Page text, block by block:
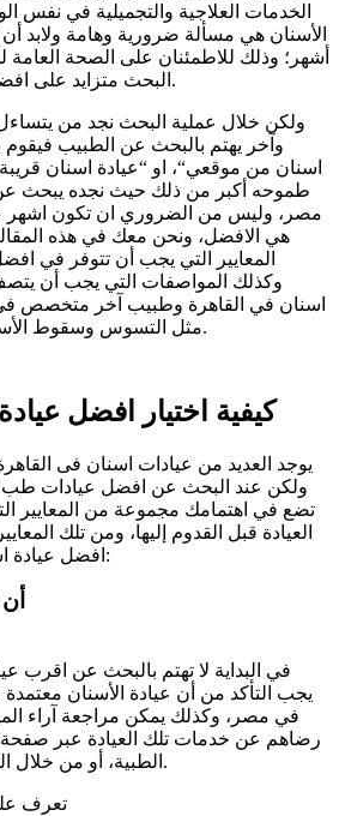
الخدمات العلاجية والتجميلية في نفس
أشهر؛ وذلك للاطمئنان على الصحة العامة
البحث متزايد على افضل عيادة اسنان في مصر.
ولكن خلال عملية البحث نجد من
وآخر يهتم بالبحث عن الطبيب
اسنان من موقعي“، او “عيادة اسنان
طموحه أكبر من ذلك حيث نجده يبحث
مصر، وليس من الضروري ان تكون اشهر
هي الافضل، ونحن معك في هذه
المعايير التي يجب أن تتوفر في
وكذلك المواصفات التي يجب أن
اسنان في القاهرة وطبيب آخر متخصص
مثل التسوس وسقوط الأسنان، فتابعوا معنا القراءة.
كيفية اختيار افضل
يوجد العديد من عيادات اسنان فى
ولكن عند البحث عن افضل عيادات
تضع في اهتمامك مجموعة من المعايير
العيادة قبل القدوم إليها، ومن تلك
افضل عيادة اسنان في مصر هو ما يلي:
في البداية لا تهتم بالبحث عن اقرب
يجب التأكد من أن عيادة الأسنان
في مصر، وكذلك يمكن مراجعة آراء
رضاهم عن خدمات تلك العيادة عبر صفحة
الطبية، أو من خلال المواقع الطبية المتخصصة.
تعرف